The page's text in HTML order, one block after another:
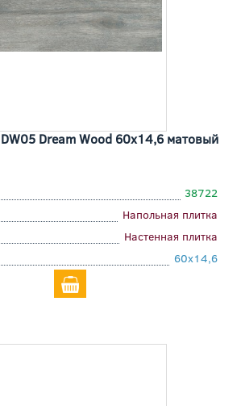
Dream Wood 60x14,6 матовый
38722
Напольная плитка
Настенная плитка
60x14,6